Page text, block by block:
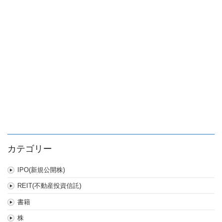
カテゴリー
IPO(新規公開株)
REIT(不動産投資信託)
書籍
株